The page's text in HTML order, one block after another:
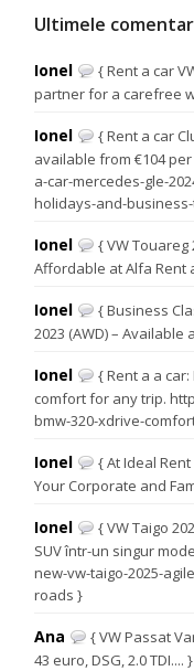
Ultimele
Ionel
{ Rent a car
partner for a carefree
Ionel
{ Rent a car
available from €104
a-car-mercedes-gle-
holidays-and-
Ionel
{ VW Touareg
Affordable at Alfa Rent
Ionel
{ Business
2023 (AWD) – Available
Ionel
{ Rent a a
comfort for any trip.
bmw-320-xdrive-
Ionel
{ At Ideal
Your Corporate and
Ionel
{ VW Taigo
SUV într-un singur
new-vw-taigo-2025-
roads }
Ana
{ VW Passat
43 euro, DSG, 2.0 TDI.... }